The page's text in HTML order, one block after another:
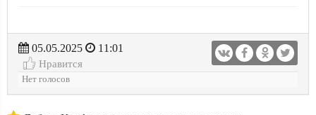
05.05.2025
11:01
Нравится
Нет голосов